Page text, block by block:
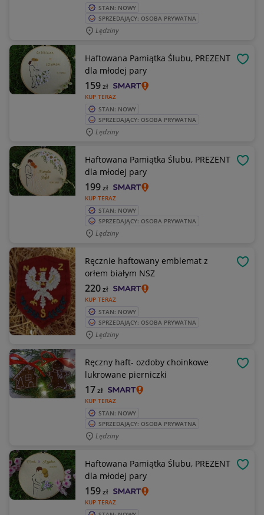
STAN: NOWY
SPRZEDAJĄCY: OSOBA PRYWATNA
Lędziny
Haftowana Pamiątka Ślubu, PREZENT
dla młodej pary
KUP TERAZ
159zł
STAN: NOWY
SPRZEDAJĄCY: OSOBA PRYWATNA
Lędziny
Haftowana Pamiątka Ślubu, PREZENT
dla młodej pary
KUP TERAZ
199zł
STAN: NOWY
SPRZEDAJĄCY: OSOBA PRYWATNA
Lędziny
Ręcznie haftowany emblemat z
orłem białym NSZ
KUP TERAZ
220zł
STAN: NOWY
SPRZEDAJĄCY: OSOBA PRYWATNA
Lędziny
Ręczny haft- ozdoby choinkowe
lukrowane pierniczki
KUP TERAZ
17zł
STAN: NOWY
SPRZEDAJĄCY: OSOBA PRYWATNA
Lędziny
Haftowana Pamiątka Ślubu, PREZENT
dla młodej pary
KUP TERAZ
159zł